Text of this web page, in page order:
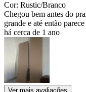
Cor: Rustic/Branco
Chegou bem antes do
grande e até então
há cerca de 1 ano
Ver mais avaliações